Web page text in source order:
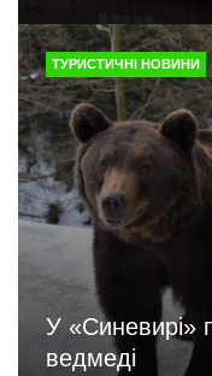
ТУРИСТИЧНІ НОВИНИ
У «Синевирі»
ведмеді